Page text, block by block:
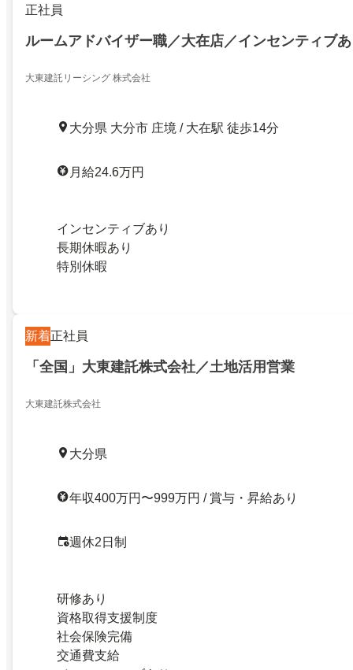
正社員
ルームアドバイザー職／大在店／インセンティブ
大東建託リーシング 株式会社
大分県 大分市 庄境 / 大在駅 徒歩14分
月給24.6万円
インセンティブあり
長期休暇あり
特別休暇
新着正社員
「全国」大東建託株式会社／土地活用営業
大東建託株式会社
大分県
年収400万円〜999万円 / 賞与・昇給あり
週休2日制
研修あり
資格取得支援制度
社会保険完備
交通費支給